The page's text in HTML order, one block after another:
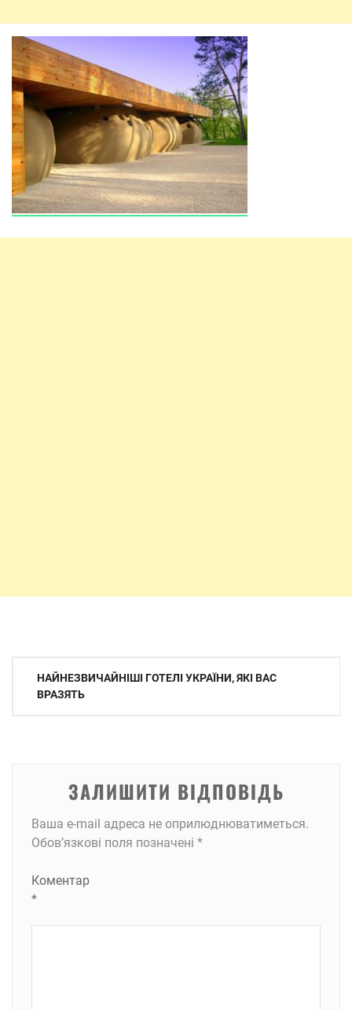
Навігація
записів
НАЙНЕЗВИЧАЙНІШІ ГОТЕЛІ УКРАЇНИ, ЯКІ ВАС
ВРАЗЯТЬ
ЗАЛИШИТИ ВІДПОВІДЬ
Ваша e-mail адреса не оприлюднюватиметься.
Обов’язкові поля позначені *
Коментар
*